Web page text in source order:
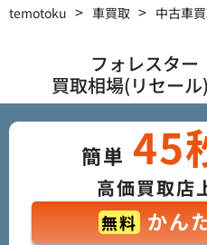
temotoku > 車買取 > 中古車
フォレスター
買取相場(リセー
簡単 45
高価買取店
無料 かん